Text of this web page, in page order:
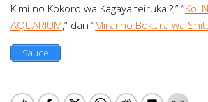
Kimi no Kokoro wa Kagayaiteirukai?,” “Koi
AQUARIUM,” dan “Mirai no Bokura wa
Sauce